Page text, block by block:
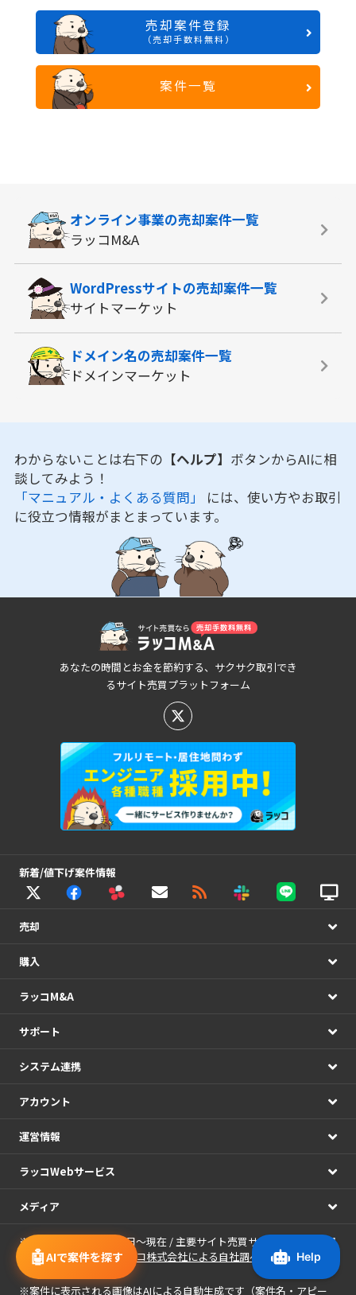
売却案件登録
（売却手数料無料）
案件一覧
🤖AIで案件を探す
オンライン事業の売却案件一覧
ラッコM&A
WordPressサイトの売却案件一覧
サイトマーケット
ドメイン名の売却案件一覧
ドメインマーケット
わからないことは右下の 【ヘルプ】 ボタンからAIに相
談してみよう！
「マニュアル・よくある質問」 には、使い方やお取引
に役立つ情報がまとまっています。
あなたの時間とお金を節約する、サクサク取引でき
るサイト売買プラットフォーム
新着/値下げ案件情報
売却
購入
ラッコM&A
サポート
システム連携
アカウント
運営情報
ラッコWebサービス
メディア
※期間：2021年01月01日～現在 / 主要サイト売買サービス7社の公開
情報の日次集計（ ラッコ株式会社による自社調べ ）
※案件に表示される画像はAIによる自動生成です（案件名・アピー